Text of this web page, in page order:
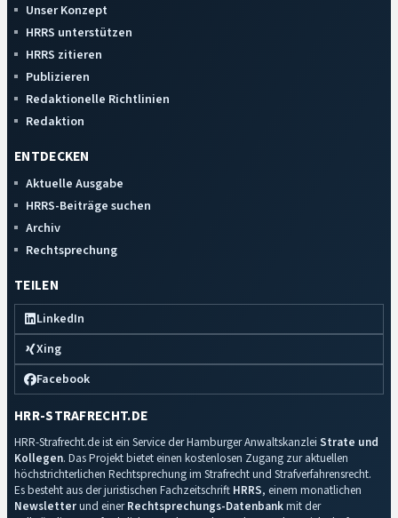
Unser Konzept
HRRS unterstützen
HRRS zitieren
Publizieren
Redaktionelle Richtlinien
Redaktion
ENTDECKEN
Aktuelle Ausgabe
HRRS-Beiträge suchen
Archiv
Rechtsprechung
TEILEN
LinkedIn
Xing
Facebook
HRR-STRAFRECHT.DE
HRR-Strafrecht.de ist ein Service der Hamburger Anwaltskanzlei Strate und
Kollegen. Das Projekt bietet einen kostenlosen Zugang zur aktuellen
höchstrichterlichen Rechtsprechung im Strafrecht und Strafverfahrensrecht.
Es besteht aus der juristischen Fachzeitschrift HRRS, einem monatlichen
Newsletterund einerRechtsprechungs-Datenbankmit der